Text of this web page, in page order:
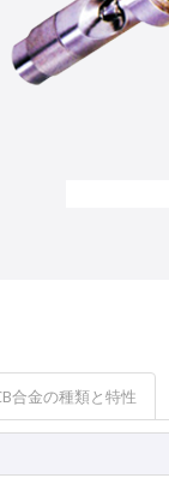
合金の種類と特性